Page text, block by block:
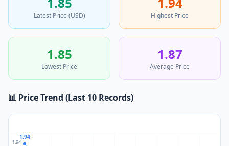
Latest Price (USD) Highest Price
1.85
Lowest Price
1.87
Average Price
📊 Price Trend (Last 10 Records)
1.94
1.94